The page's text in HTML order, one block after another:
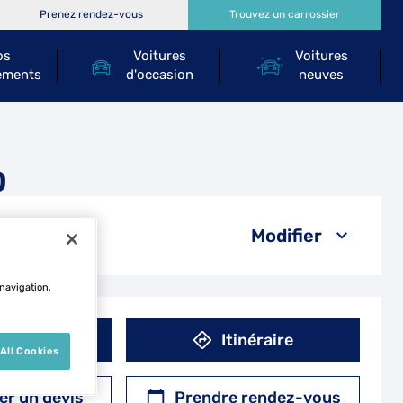
Voitures
d'occasion
Voitures
neuves
Prenez rendez-vous Trouvez un carrossier
Modifier
Itinéraire
un devis Prendre rendez-vous
Cookies